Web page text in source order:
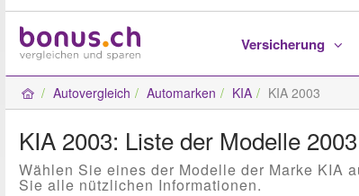
Versicherung
Autovergleich Automarken KIA KIA 2003
KIA 2003: Liste der Modelle 2003
Wählen Sie eines der Modelle der Marke KIA
Sie alle nützlichen Informationen.